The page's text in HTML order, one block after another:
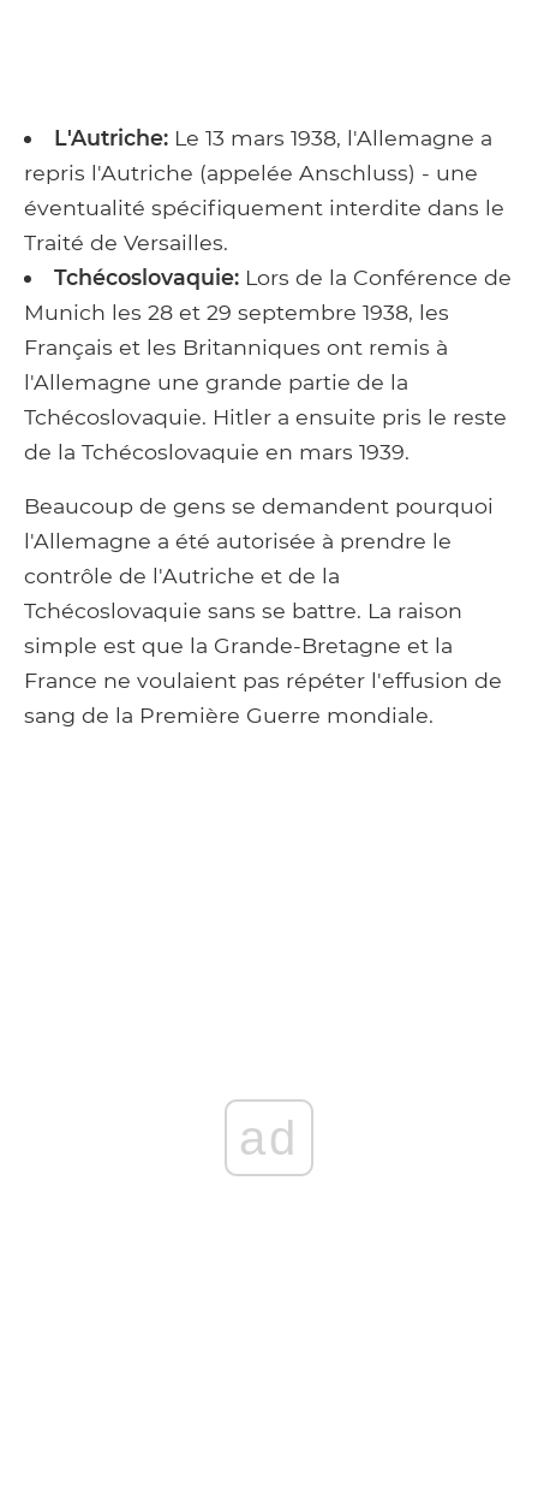
L'Autriche:Le 13 mars 1938, l'Allemagne a
repris l'Autriche (appelée Anschluss) - une
éventualité spécifiquement interdite dans le
Traité de Versailles.
Tchécoslovaquie:Lors de la Conférence de
Munich les 28 et 29 septembre 1938, les
Français et les Britanniques ont remis à
l'Allemagne une grande partie de la
Tchécoslovaquie. Hitler a ensuite pris le reste
de la Tchécoslovaquie en mars 1939.
Beaucoup de gens se demandent pourquoi
l'Allemagne a été autorisée à prendre le
contrôle de l'Autriche et de la
Tchécoslovaquie sans se battre. La raison
simple est que la Grande-Bretagne et la
France ne voulaient pas répéter l'effusion de
sang de la Première Guerre mondiale.
ad